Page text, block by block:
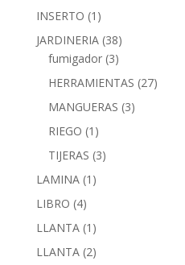
INSERTO (1)
JARDINERIA (38)
fumigador (3)
HERRAMIENTAS (27)
MANGUERAS (3)
RIEGO (1)
TIJERAS (3)
LAMINA (1)
LIBRO (4)
LLANTA (1)
LLANTA (2)